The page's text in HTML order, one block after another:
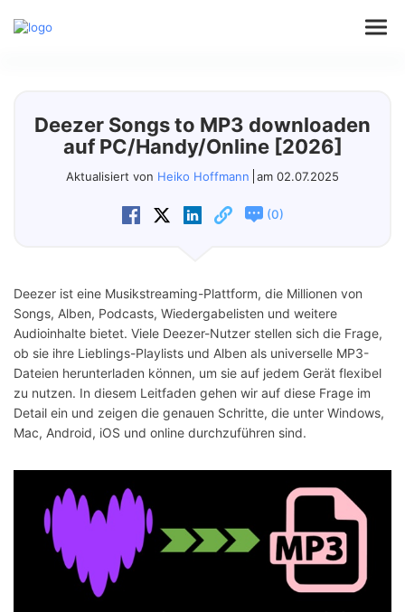
Video
Store
Deezer Songs to MP3 downloaden
auf PC/Handy/Online [2026]
Aktualisiert von Heiko Hoffmann am 02.07.2025
(0)
Deezer ist eine Musikstreaming-Plattform, die Millionen von
Songs, Alben, Podcasts, Wiedergabelisten und weitere
Audioinhalte bietet. Viele Deezer-Nutzer stellen sich die Frage,
ob sie ihre Lieblings-Playlists und Alben als universelle MP3-
Dateien herunterladen können, um sie auf jedem Gerät flexibel
zu nutzen. In diesem Leitfaden gehen wir auf diese Frage im
Detail ein und zeigen die genauen Schritte, die unter Windows,
Mac, Android, iOS und online durchzuführen sind.